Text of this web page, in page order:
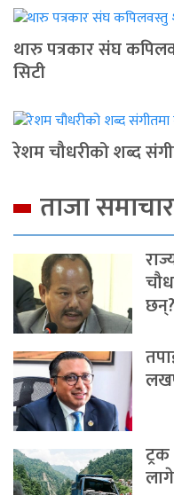
थारु पत्रकार संघ
सिटी
रेशम चौधरीको शब्द
ताजा समाचार
छन्?